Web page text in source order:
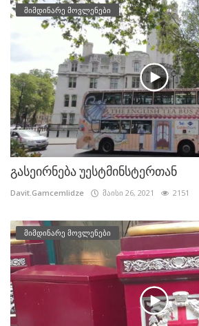
მიმდინარე მოვლენები
გასეირნება უესტმინსტერთან
Davit.Gamcemlidze მაისი 26, 2021 2151
მიმდინარე მოვლენები